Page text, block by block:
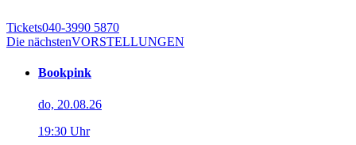
Tickets040-3990 5870
Die nächstenVORSTELLUNGEN
Bookpink
do, 20.08.26
19:30 Uhr